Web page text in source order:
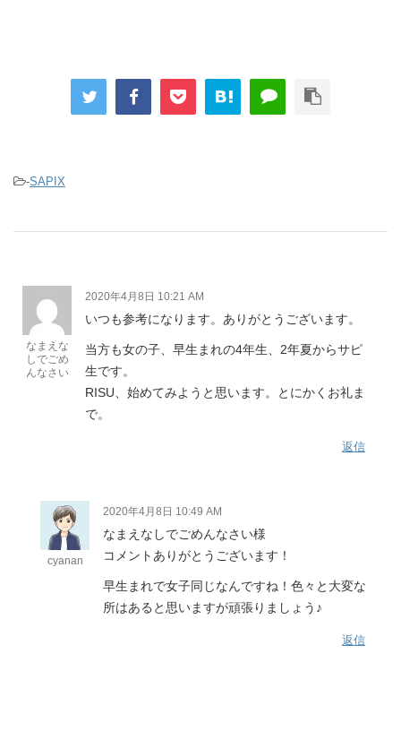
-SAPIX
なまえな
しでごめ
んなさい
2020年4月8日 10:21 AM
いつも参考になります。ありがとうございます。
当方も女の子、早生まれの4年生、2年夏からサピ
生です。
RISU、始めてみようと思います。とにかくお礼ま
で。
返信
cyanan
2020年4月8日 10:49 AM
なまえなしでごめんなさい様
コメントありがとうございます！
早生まれで女子同じなんですね！色々と大変な
所はあると思いますが頑張りましょう♪
返信